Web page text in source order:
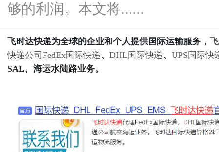
够的利润。本文将......
飞时达快递为全球的企业和个人提供国际运输服务，
快递公司 FedEx国际快递 、 DHL国际快递 、 UPS国际快
SAL、海运水陆路业务。